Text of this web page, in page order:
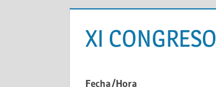
XI
Fecha/Hora